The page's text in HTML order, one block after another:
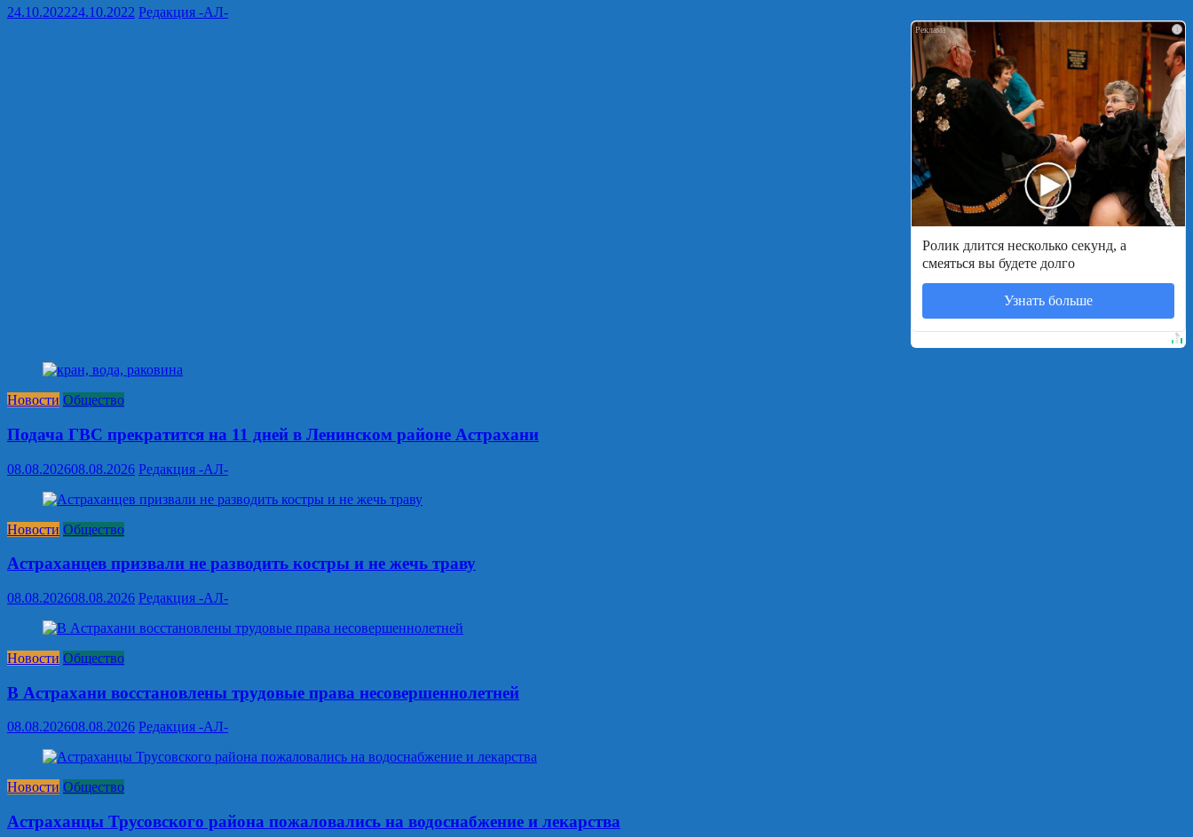
24.10.202224.10.2022 Редакция -АЛ-
i
Ролик длится несколько секунд, а
смеяться вы будете долго
Узнать больше
Новости Общество
Подача ГВС прекратится на 11 дней в Ленинском районе Астрахани
08.08.202608.08.2026 Редакция -АЛ-
Новости Общество
Астраханцев призвали не разводить костры и не жечь траву
08.08.202608.08.2026 Редакция -АЛ-
Новости Общество
В Астрахани восстановлены трудовые права несовершеннолетней
08.08.202608.08.2026 Редакция -АЛ-
Новости Общество
Астраханцы Трусовского района пожаловались на водоснабжение и лекарства